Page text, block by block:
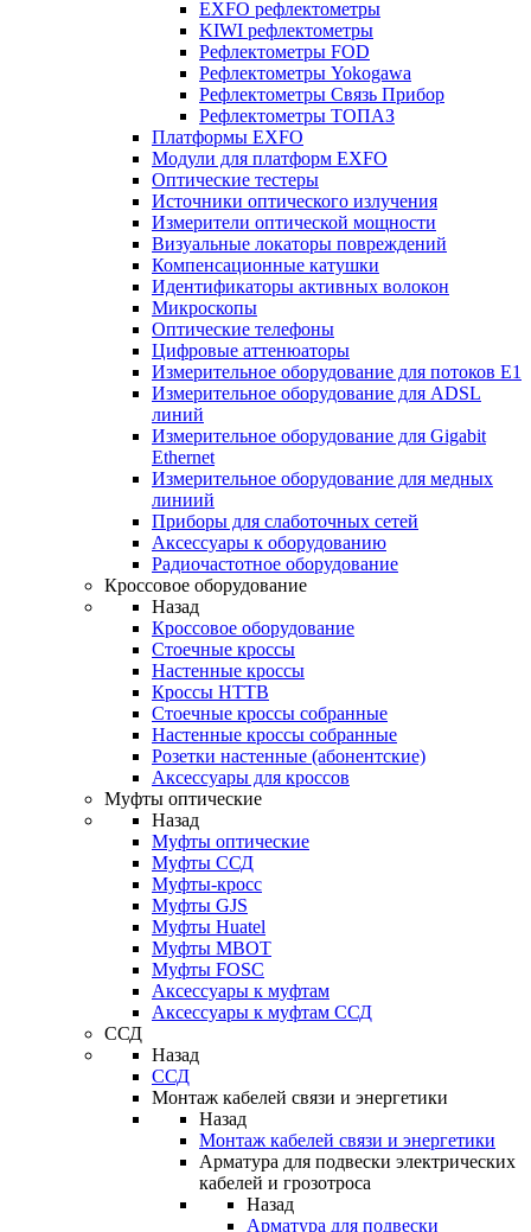
EXFO рефлектометры
KIWI рефлектометры
Рефлектометры FOD
Рефлектометры Yokogawa
Рефлектометры Связь Прибор
Рефлектометры ТОПАЗ
Платформы EXFO
Модули для платформ EXFO
Оптические тестеры
Источники оптического излучения
Измерители оптической мощности
Визуальные локаторы повреждений
Компенсационные катушки
Идентификаторы активных волокон
Микроскопы
Оптические телефоны
Цифровые аттенюаторы
Измерительное оборудование для потоков Е1
Измерительное оборудование для ADSL
линий
Измерительное оборудование для Gigabit
Ethernet
Измерительное оборудование для медных
линиий
Приборы для слаботочных сетей
Аксессуары к оборудованию
Радиочастотное оборудование
Кроссовое оборудование
Назад
Кроссовое оборудование
Стоечные кроссы
Настенные кроссы
Кроссы HTTB
Стоечные кроссы собранные
Настенные кроссы собранные
Розетки настенные (абонентские)
Аксессуары для кроссов
Муфты оптические
Назад
Муфты оптические
Муфты ССД
Муфты-кросс
Муфты GJS
Муфты Huatel
Муфты МВОТ
Муфты FOSC
Аксессуары к муфтам
Аксессуары к муфтам ССД
ССД
Назад
ССД
Монтаж кабелей связи и энергетики
Назад
Монтаж кабелей связи и энергетики
Арматура для подвески электрических
кабелей и грозотроса
Назад
Арматура для подвески